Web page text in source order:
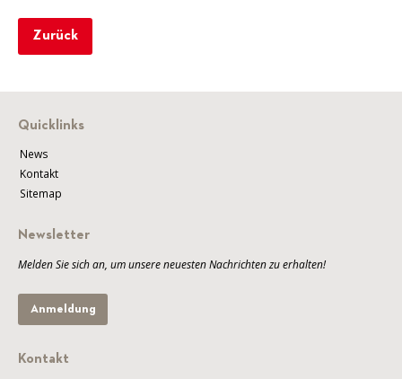
Zurück
Quicklinks
News
Kontakt
Sitemap
Newsletter
Melden Sie sich an, um unsere neuesten Nachrichten zu erhalten!
Anmeldung
Kontakt